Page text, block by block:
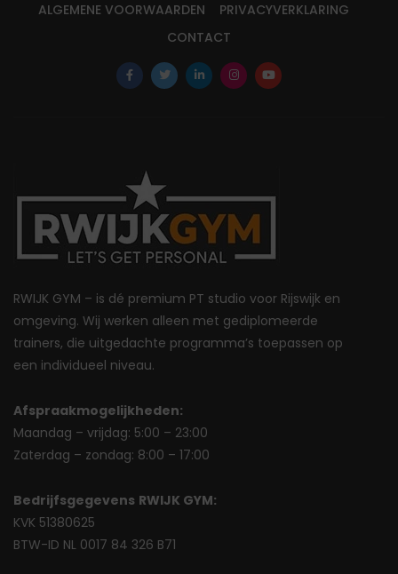
ALGEMENE VOORWAARDEN
PRIVACYVERKLARING
CONTACT
RWIJK GYM – is dé premium PT studio voor Rijswijk en
omgeving. Wij werken alleen met gediplomeerde
trainers, die uitgedachte programma’s toepassen op
een individueel niveau.
Afspraakmogelijkheden:
Maandag – vrijdag: 5:00 – 23:00
Zaterdag – zondag: 8:00 – 17:00
Bedrijfsgegevens RWIJK GYM:
KVK 51380625
BTW-ID NL 0017 84 326 B71